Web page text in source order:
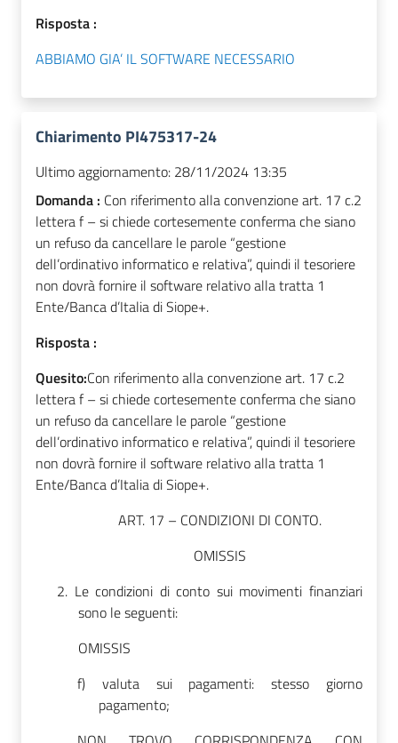
Risposta :
ABBIAMO GIA’ IL SOFTWARE NECESSARIO
Chiarimento PI475317-24
Ultimo aggiornamento: 28/11/2024 13:35
Domanda : Con riferimento alla convenzione art. 17 c.2
lettera f – si chiede cortesemente conferma che siano
un refuso da cancellare le parole “gestione
dell’ordinativo informatico e relativa”, quindi il tesoriere
non dovrà fornire il software relativo alla tratta 1
Ente/Banca d’Italia di Siope+.
Risposta :
Quesito:Con riferimento alla convenzione art. 17 c.2
lettera f – si chiede cortesemente conferma che siano
un refuso da cancellare le parole “gestione
dell’ordinativo informatico e relativa”, quindi il tesoriere
non dovrà fornire il software relativo alla tratta 1
Ente/Banca d’Italia di Siope+.
ART. 17 – CONDIZIONI DI CONTO.
OMISSIS
2. Le condizioni di conto sui movimenti finanziari
sono le seguenti:
OMISSIS
f)
valuta sui pagamenti: stesso giorno
pagamento;